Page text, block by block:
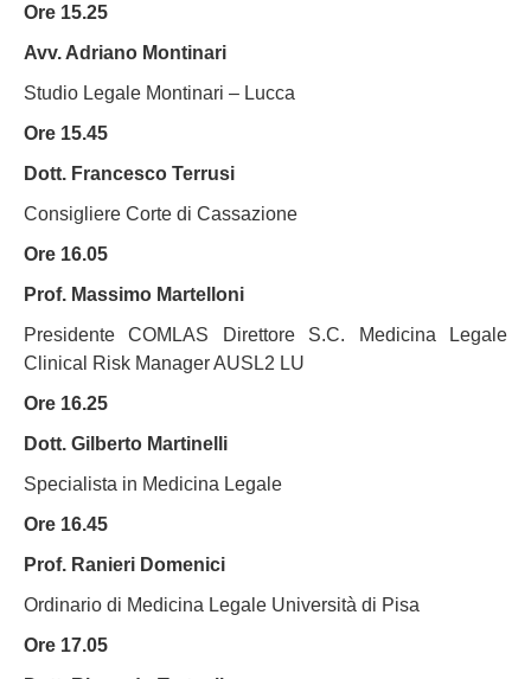
Ore 15.25
Avv. Adriano Montinari
Studio Legale Montinari – Lucca
Ore 15.45
Dott. Francesco Terrusi
Consigliere Corte di Cassazione
Ore 16.05
Prof. Massimo Martelloni
Presidente COMLAS Direttore S.C. Medicina Legale
Clinical Risk Manager AUSL2 LU
Ore 16.25
Dott. Gilberto Martinelli
Specialista in Medicina Legale
Ore 16.45
Prof. Ranieri Domenici
Ordinario di Medicina Legale Università di Pisa
Ore 17.05